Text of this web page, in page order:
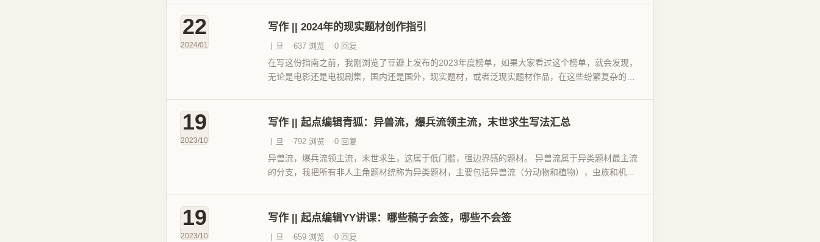
22
2024/01
写作 || 2024年的现实题材创作指引
丨旦 637 浏览 0 回复
在写这份指南之前，我刚浏览了豆瓣上发布的2023年度榜单，如果大家看过这个榜单，就会发现，
无论是电影还是电视剧集，国内还是国外，现实题材，或者泛现实题材作品，在这些纷繁复杂的细
19
2023/10
写作 || 起点编辑青狐：异兽流，爆兵流领主流，末世求生写法汇总
丨旦 792 浏览 0 回复
异兽流，爆兵流领主流，末世求生，这属于低门槛，强边界感的题材。 异兽流属于异类题材最主流
的分支，我把所有非人主角题材统称为异类题材，主要包括异兽流（分动物和植物），虫族和机械
19
2023/10
写作 || 起点编辑YY讲课：哪些稿子会签，哪些不会签
丨旦 659 浏览 0 回复